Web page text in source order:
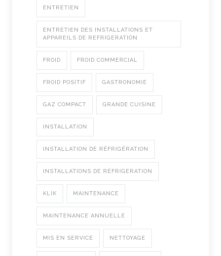
ENTRETIEN
ENTRETIEN DES INSTALLATIONS ET
APPAREILS DE REFRIGERATION
FROID FROID COMMERCIAL
FROID POSITIF GASTRONOMIE
GAZ COMPACT GRANDE CUISINE
INSTALLATION
INSTALLATION DE RÉFRIGÉRATION
INSTALLATIONS DE RÉFRIGERATION
KLIK MAINTENANCE
MAINTENANCE ANNUELLE
MIS EN SERVICE NETTOYAGE